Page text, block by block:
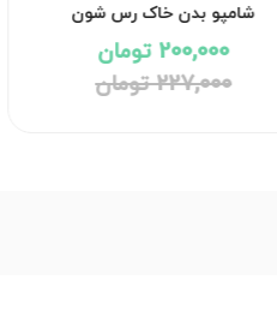
شامپو بدن خاک رس شون
200,000 تومان
227,000 تومان